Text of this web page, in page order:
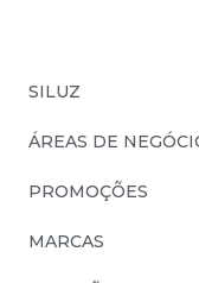
SILUZ
ÁREAS DE
PROMOÇÕES
MARCAS